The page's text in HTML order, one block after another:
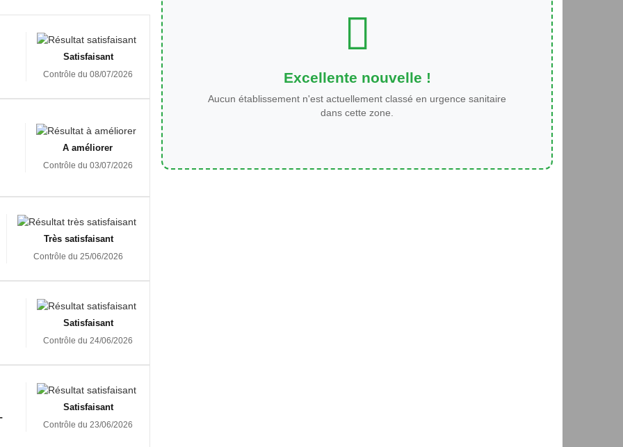
Satisfaisant
Contrôle du 08/07/2026
A améliorer
Contrôle du 03/07/2026
Très satisfaisant
Contrôle du 25/06/2026
Satisfaisant
Contrôle du 24/06/2026
Satisfaisant
Contrôle du 23/06/2026
Excellente nouvelle !
Aucun établissement n'est actuellement classé en urgence sanitaire
dans cette zone.